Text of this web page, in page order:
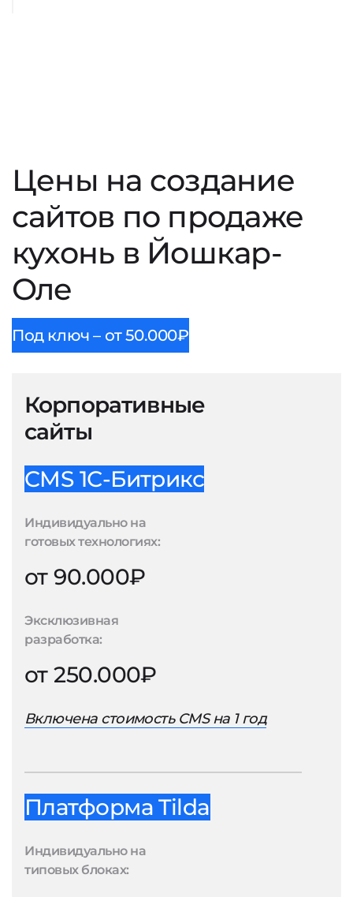
Цены на создание
сайтов по продаже
кухонь в Йошкар-
Оле
Под ключ – от 50.000₽
Корпоративные
сайты
CMS 1С-Битрикс
Индивидуально на
готовых технологиях:
от 90.000₽
Эксклюзивная
разработка:
от 250.000₽
Включена стоимость CMS на 1 год
Платформа Tilda
Индивидуально на
типовых блоках: